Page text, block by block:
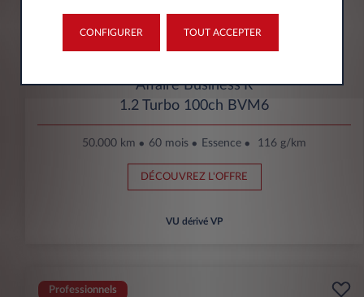
Affaire Business'R
1.2 Turbo 100ch BVM6
50.000 km 60 mois Essence 116 g/km
DÉCOUVREZ L'OFFRE
VU dérivé VP
Professionnels
CONFIGURER TOUT ACCEPTER